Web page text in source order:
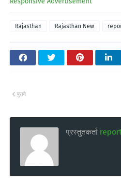
Rajasthan Rajasthan New
पुराने
प्रस्तुतकर्ता